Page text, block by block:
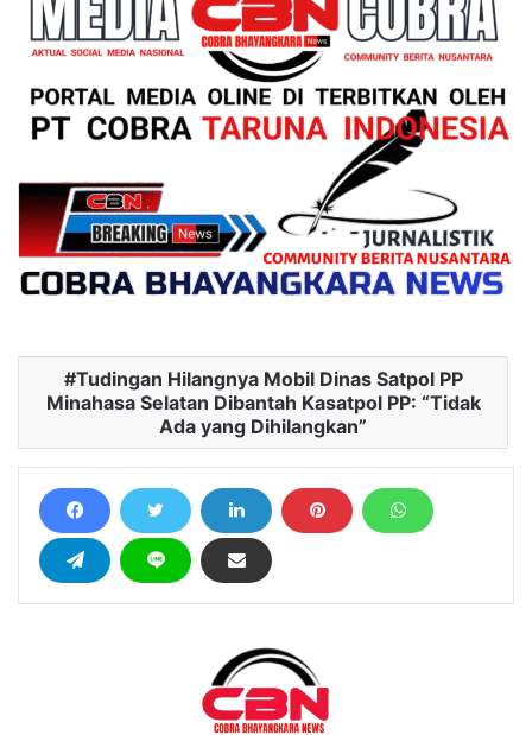
Tudingan Hilangnya Mobil Dinas Satpol PP
Minahasa Selatan Dibantah Kasatpol PP: “Tidak
Ada yang Dihilangkan”